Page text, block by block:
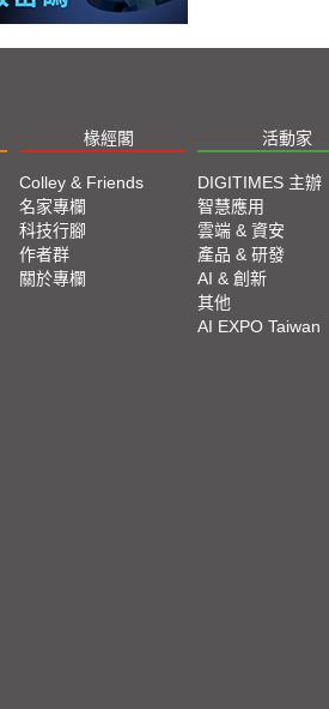
椽經閣 活動家
Colley & Friends
名家專欄
科技行腳
作者群
關於專欄
DIGITIMES 主辦
智慧應用
雲端 & 資安
產品 & 研發
AI & 創新
其他
AI EXPO Taiwan